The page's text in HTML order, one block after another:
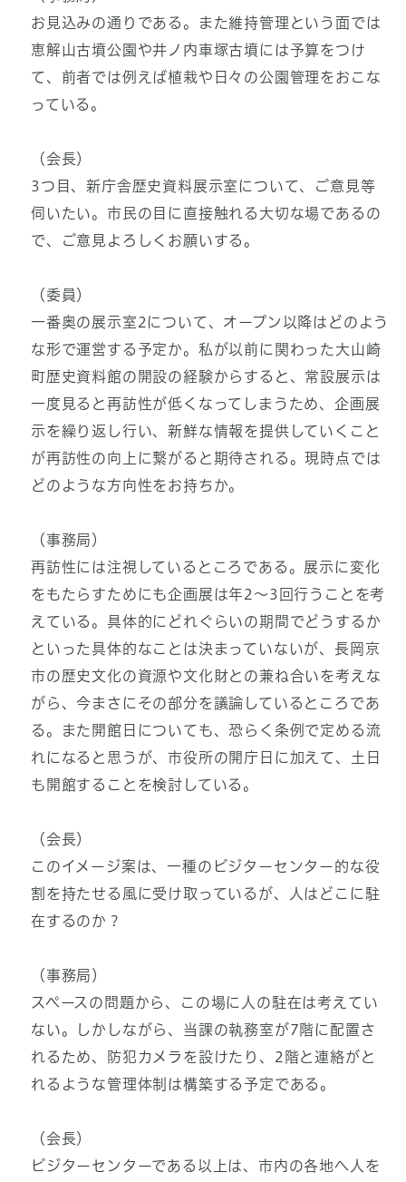
お見込みの通りである。また維持管理という面では
恵解山古墳公園や井ノ内車塚古墳には予算をつけ
て、前者では例えば植栽や日々の公園管理をおこな
っている。
（会長）
3つ目、新庁舎歴史資料展示室について、ご意見等
伺いたい。市民の目に直接触れる大切な場であるの
で、ご意見よろしくお願いする。
（委員）
一番奥の展示室2について、オープン以降はどのよう
な形で運営する予定か。私が以前に関わった大山崎
町歴史資料館の開設の経験からすると、常設展示は
一度見ると再訪性が低くなってしまうため、企画展
示を繰り返し行い、新鮮な情報を提供していくこと
が再訪性の向上に繋がると期待される。現時点では
どのような方向性をお持ちか。
（事務局）
再訪性には注視しているところである。展示に変化
をもたらすためにも企画展は年2～3回行うことを考
えている。具体的にどれぐらいの期間でどうするか
といった具体的なことは決まっていないが、長岡京
市の歴史文化の資源や文化財との兼ね合いを考えな
がら、今まさにその部分を議論しているところであ
る。また開館日についても、恐らく条例で定める流
れになると思うが、市役所の開庁日に加えて、土日
も開館することを検討している。
（会長）
このイメージ案は、一種のビジターセンター的な役
割を持たせる風に受け取っているが、人はどこに駐
在するのか？
（事務局）
スペースの問題から、この場に人の駐在は考えてい
ない。しかしながら、当課の執務室が7階に配置さ
れるため、防犯カメラを設けたり、2階と連絡がと
れるような管理体制は構築する予定である。
（会長）
ビジターセンターである以上は、市内の各地へ人を